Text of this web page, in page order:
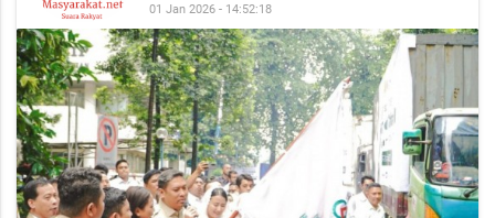
01 Jan 2026 - 14:52:18